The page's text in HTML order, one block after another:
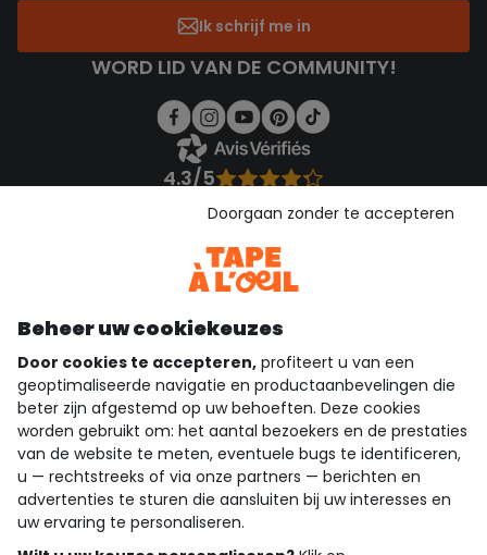
Ik schrijf me in
WORD LID VAN DE COMMUNITY!
4.3/5
Bekijk de vertrouwensverklaring
Download onze applicatie
Ontdek onze applicatie
wie zijn we?
hulp nodig
loyalty club
Beheer uw cookiekeuzes
Door cookies te accepteren, profiteert u van een
geoptimaliseerde navigatie en productaanbevelingen die
beter zijn afgestemd op uw behoeften. Deze cookies
worden gebruikt om: het aantal bezoekers en de prestaties
van de website te meten, eventuele bugs te identificeren,
u — rechtstreeks of via onze partners — berichten en
advertenties te sturen die aansluiten bij uw interesses en
uw ervaring te personaliseren.
Doorgaan zonder te accepteren